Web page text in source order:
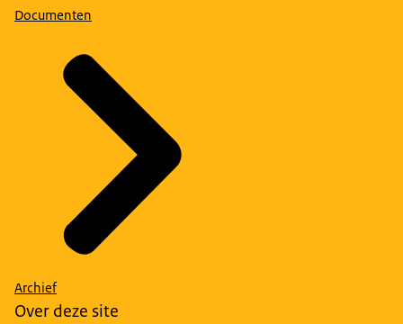
Documenten
Archief
Over deze site